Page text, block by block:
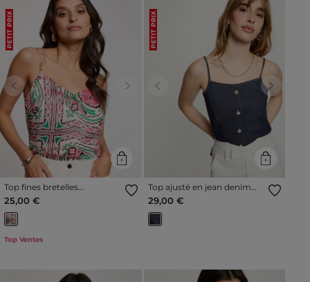
PETIT PRIX
Previous Next
Top fines bretelles
multicolore femme
25,00 €
Top Ventes
PETIT PRIX
Previous Next
Top ajusté en jean denim
brut femme
29,00 €